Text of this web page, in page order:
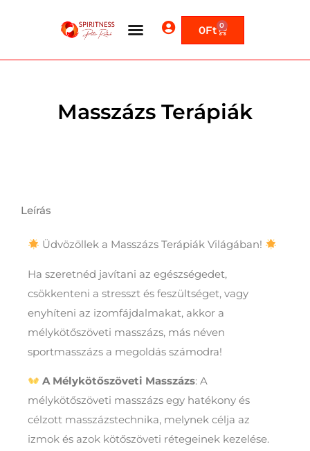
0Ft 0
Masszázs Terápiák
Leírás
Üdvözöllek a Masszázs Terápiák Világában!
Ha szeretnéd javítani az egészségedet,
csökkenteni a stresszt és feszültséget, vagy
enyhíteni az izomfájdalmakat, akkor a
mélykötőszöveti masszázs, más néven
sportmasszázs a megoldás számodra!
A Mélykötőszöveti Masszázs: A
mélykötőszöveti masszázs egy hatékony és
célzott masszázstechnika, melynek célja az
izmok és azok kötőszöveti rétegeinek kezelése.